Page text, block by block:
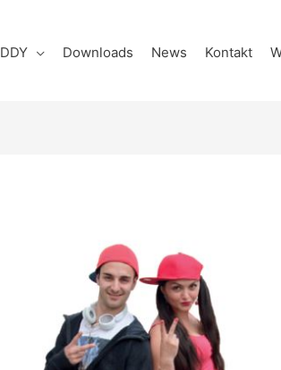
Downloads News Kontakt